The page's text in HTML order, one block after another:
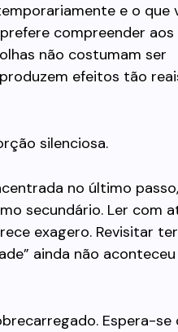
e o que
compreender aos
não costumam ser
efeitos tão
silenciosa.
no último
secundário. Ler com
exagero. Revisitar
ainda não
Espera-se